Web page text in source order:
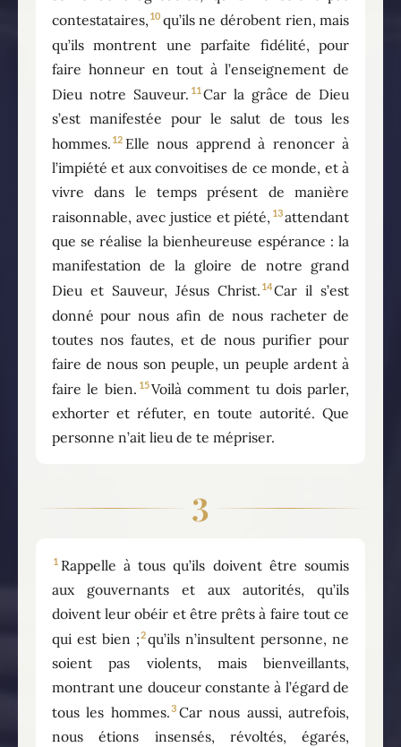
contestataires, 10 qu’ils ne dérobent rien, mais
qu’ils montrent une parfaite fidélité, pour
faire honneur en tout à l’enseignement de
Dieu notre Sauveur. 11 Car la grâce de Dieu
s’est manifestée pour le salut de tous les
hommes. 12 Elle nous apprend à renoncer à
l’impiété et aux convoitises de ce monde, et à
vivre dans le temps présent de manière
raisonnable, avec justice et piété, 13attendant
que se réalise la bienheureuse espérance : la
manifestation de la gloire de notre grand
Dieu et Sauveur, Jésus Christ. 14Car il s’est
donné pour nous afin de nous racheter de
toutes nos fautes, et de nous purifier pour
faire de nous son peuple, un peuple ardent à
faire le bien. 15Voilà comment tu dois parler,
exhorter et réfuter, en toute autorité. Que
personne n’ait lieu de te mépriser.
3
1 Rappelle à tous qu’ils doivent être soumis
aux gouvernants et aux autorités, qu’ils
doivent leur obéir et être prêts à faire tout ce
qui est bien ;2qu’ils n’insultent personne, ne
soient pas violents, mais bienveillants,
montrant une douceur constante à l’égard de
tous les hommes.3 Car nous aussi, autrefois,
nous étions insensés, révoltés, égarés,